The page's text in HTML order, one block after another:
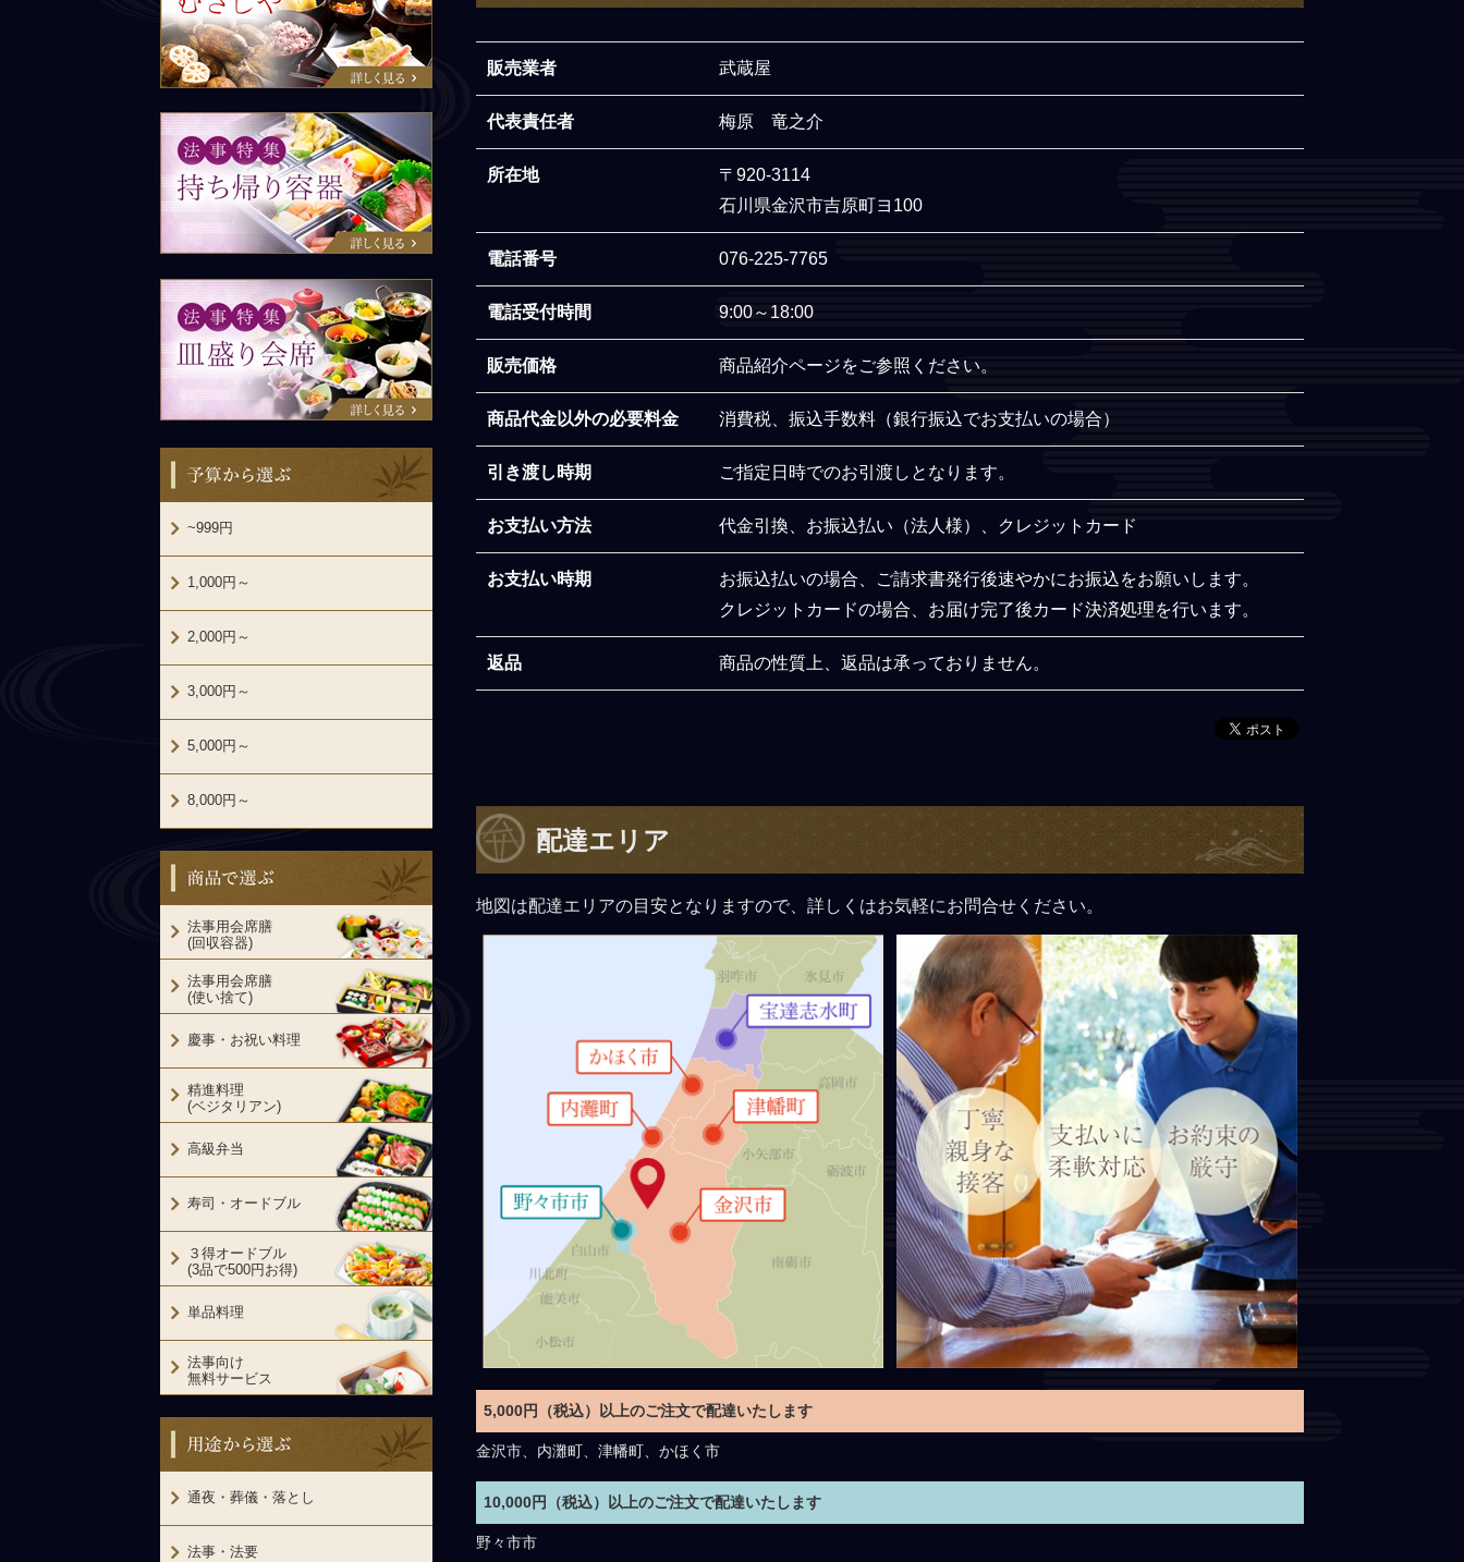
販売業者 武蔵屋
代表責任者 梅原 竜之介
所在地
〒920-3114
石川県金沢市吉原町ヨ100
電話番号 076-225-7765
電話受付時間 9:00～18:00
販売価格 商品紹介ページをご参照ください。
商品代金以外の必要料金 消費税、振込手数料（銀行振込でお支払いの場合）
引き渡し時期 ご指定日時でのお引渡しとなります。
お支払い方法 代金引換、お振込払い（法人様）、クレジットカード
お支払い時期
お振込払いの場合、ご請求書発行後速やかにお振込をお願いします。
クレジットカードの場合、お届け完了後カード決済処理を行います。
返品 商品の性質上、返品は承っておりません。
配達エリア
地図は配達エリアの目安となりますので、詳しくはお気軽にお問合せください。
5,000円（税込）以上のご注文で配達いたします
金沢市、内灘町、津幡町、かほく市
10,000円（税込）以上のご注文で配達いたします
野々市市
法事特集：持ち帰り容器
法事特集：皿盛り会席
予算から選ぶ
~999円
1,000円～
2,000円～
3,000円～
5,000円～
8,000円～
商品で選ぶ
法事用会席膳
(回収容器)
法事用会席膳
(使い捨て)
慶事・お祝い料理
精進料理
(ベジタリアン)
高級弁当
寿司・オードブル
３得オードブル
(3品で500円お得)
単品料理
法事向け
無料サービス
用途から選ぶ
通夜・葬儀・落とし
法事・法要